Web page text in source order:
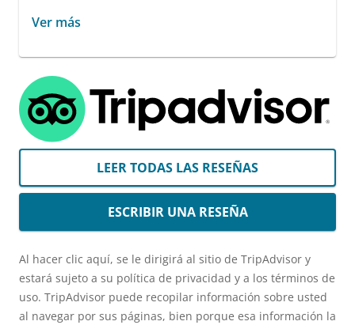
Ver más
LEER TODAS LAS RESEÑAS
ESCRIBIR UNA RESEÑA
Al hacer clic aquí, se le dirigirá al sitio de TripAdvisor y
estará sujeto a su política de privacidad y a los términos de
uso. TripAdvisor puede recopilar información sobre usted
al navegar por sus páginas, bien porque esa información la